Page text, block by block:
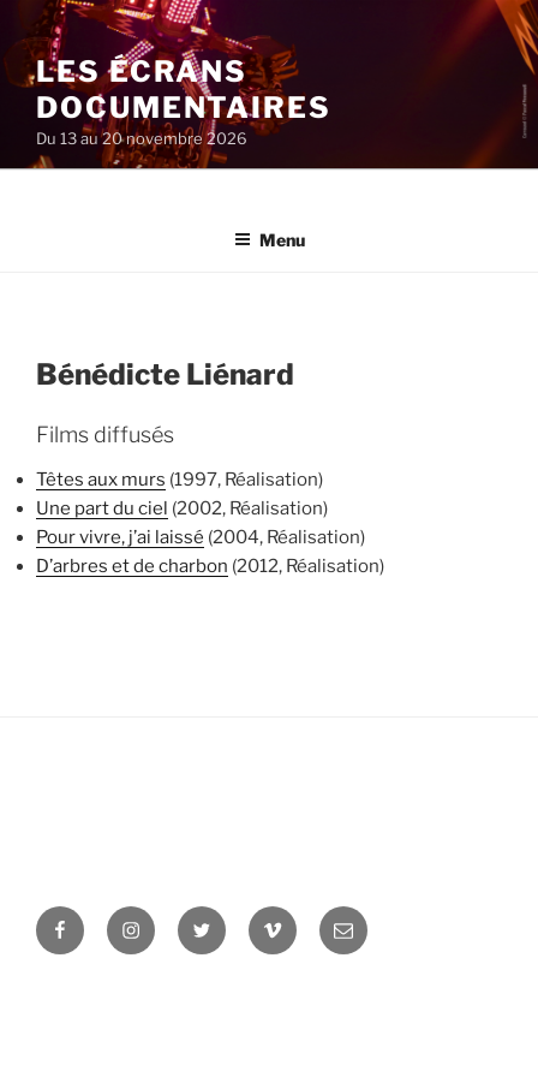
au
contenu
principal
LES ÉCRANS
DOCUMENTAIRES
Du 13 au 20 novembre 2026
Menu
Bénédicte Liénard
Films diffusés
Têtes aux murs (1997, Réalisation)
Une part du ciel (2002, Réalisation)
Pour vivre, j’ai laissé (2004, Réalisation)
D’arbres et de charbon (2012, Réalisation)
FacebookInstagramTwitter Vimeo Newsletter